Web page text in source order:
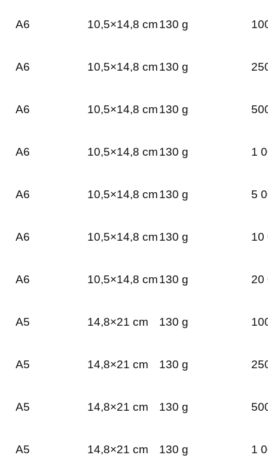
A6 10,5×14,8 cm130 g
A6 10,5×14,8 cm130 g
A6 10,5×14,8 cm130 g
A6 10,5×14,8 cm130 g 1
A6 10,5×14,8 cm130 g 5
A6 10,5×14,8 cm130 g 10
A6 10,5×14,8 cm130 g 20
A5 14,8×21 cm 130 g
A5 14,8×21 cm 130 g
A5 14,8×21 cm 130 g
A5 14,8×21 cm 130 g 1